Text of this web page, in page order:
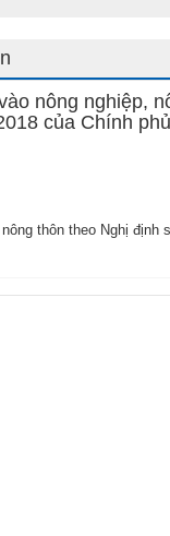
nông nghiệp,
của Chính
thôn theo Nghị định